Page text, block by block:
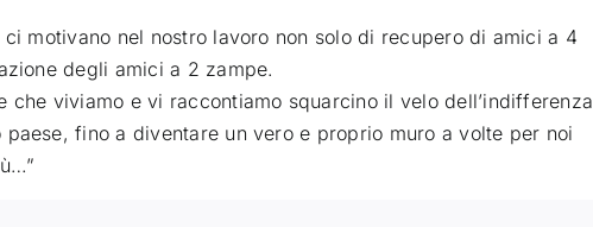
motivano nel nostro lavoro non solo di recupero di amici a 4
degli amici a 2 zampe.
che viviamo e vi raccontiamo squarcino il velo dell’indifferenza
paese, fino a diventare un vero e proprio muro a volte per noi